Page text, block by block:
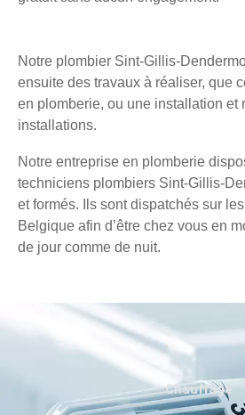
Notre plombier Sint-Gillis-
ensuite des travaux à réaliser, que
en plomberie, ou une installation et
installations.
Notre entreprise en plomberie
techniciens plombiers Sint-Gillis-
et formés. Ils sont dispatchés sur
Belgique afin d’être chez vous en
de jour comme de nuit.
Chauffage